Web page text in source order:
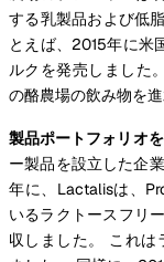
する乳製品および低
とえば、2015年に米
ルクを発売しました
の酪農場の飲み物を進
製品ポートフォリオ
ー製品を設立した企
年に、Lactalisは、
いるラクトースフリ
収しました。 これ